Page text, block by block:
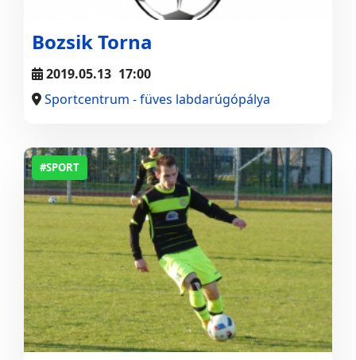
Bozsik Torna
2019.05.13 17:00
Sportcentrum - füves labdarúgópálya
#SPORT